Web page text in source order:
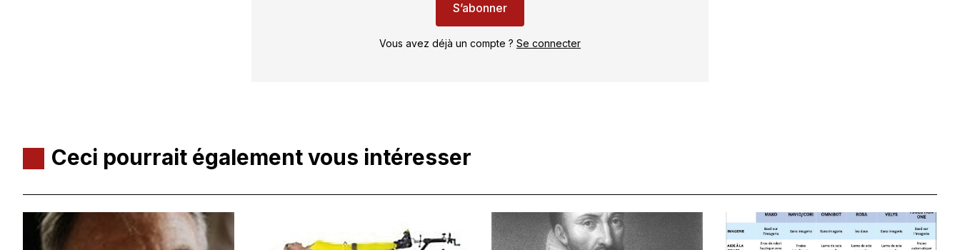
S’abonner
Vous avez déjà un compte ? Se connecter
Ceci pourrait également vous intéresser